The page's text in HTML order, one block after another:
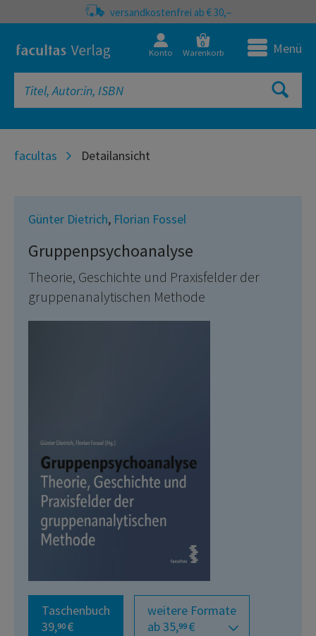
versandkostenfrei ab € 30,–
Konto
0
Warenkorb Menü
facultas Detailansicht
Günter Dietrich, Florian Fossel
Gruppenpsychoanalyse
Theorie, Geschichte und Praxisfelder der
gruppenanalytischen Methode
Taschenbuch
39,90 €
weitere Formate
ab 35,99 €